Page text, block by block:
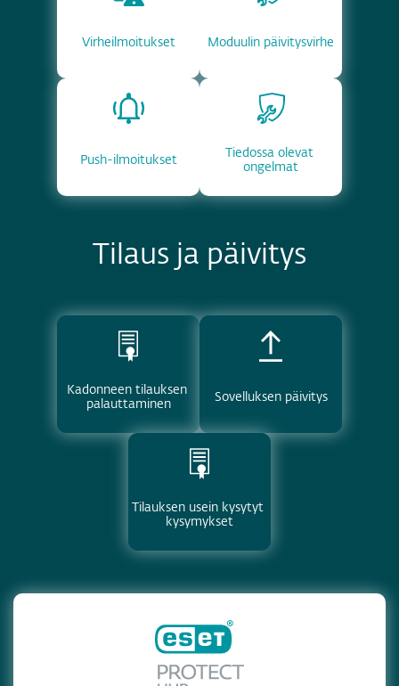
Virheilmoitukset Moduulin päivitysvirhe
Push-ilmoitukset
Tiedossa olevat
ongelmat
Tilaus ja päivitys
Kadonneen tilauksen
palauttaminen
Sovelluksen päivitys
Tilauksen usein kysytyt
kysymykset